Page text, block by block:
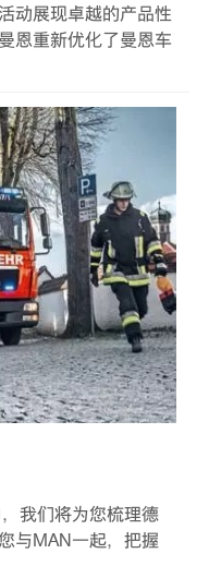
动展现卓越的产品性
恩重新优化了曼恩车
我们将为您梳理德
与MAN一起，把握